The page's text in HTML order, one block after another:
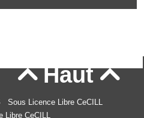
Haut
Sous Licence Libre CeCILL
Libre CeCILL